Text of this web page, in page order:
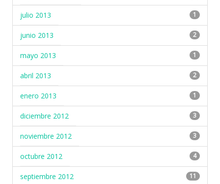
julio 2013 1
junio 2013 2
mayo 2013 1
abril 2013 2
enero 2013 1
diciembre 2012 3
noviembre 2012 3
octubre 2012 4
septiembre 2012 11